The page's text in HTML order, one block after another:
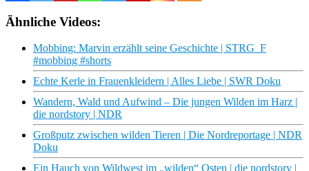
Ähnliche Videos:
Mobbing: Marvin erzählt seine Geschichte | STRG_F
#mobbing #shorts
Echte Kerle in Frauenkleidern | Alles Liebe | SWR Doku
Wandern, Wald und Aufwind – Die jungen Wilden im Harz |
die nordstory | NDR
Großputz zwischen wilden Tieren | Die Nordreportage | NDR
Doku
Ein Hauch von Wildwest im „wilden“ Osten | die nordstory |